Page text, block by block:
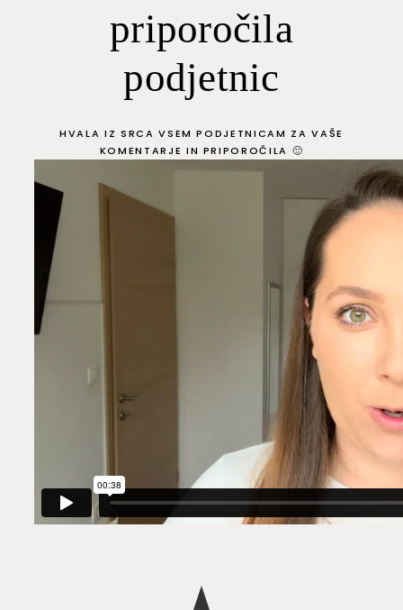
priporočila
podjetnic
HVALA IZ SRCA VSEM PODJETNICAM ZA VAŠE
KOMENTARJE IN PRIPOROČILA 🙂